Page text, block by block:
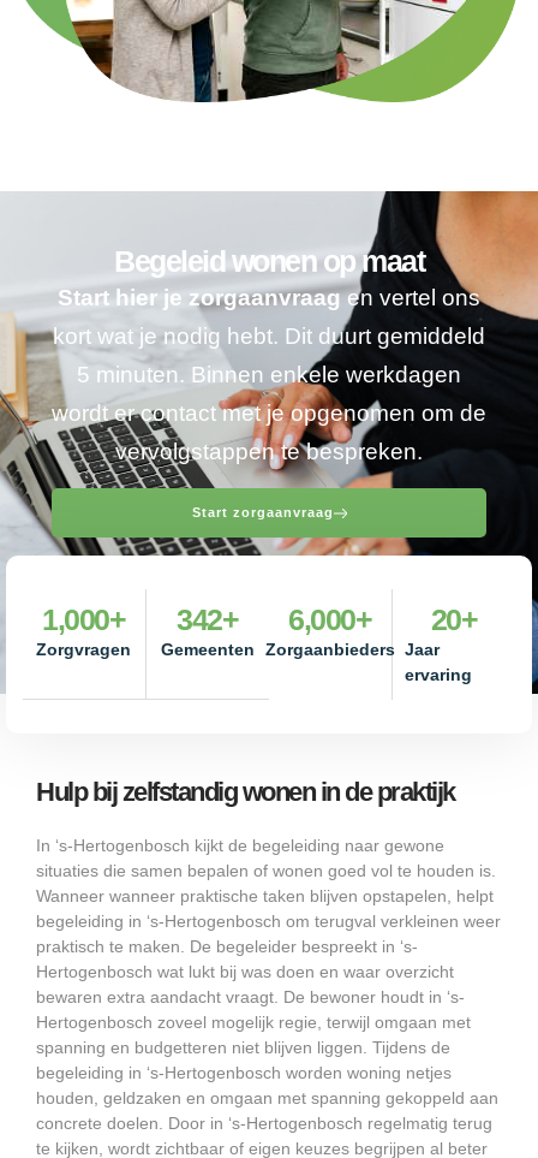
Begeleid wonen op maat
Start hier je zorgaanvraagen vertel ons
kort wat je nodig hebt. Dit duurt gemiddeld
5 minuten. Binnen enkele werkdagen
wordt er contact met je opgenomen om de
vervolgstappen te bespreken.
Start zorgaanvraag
Zorgvragen
1,000+
Gemeenten
342+
Zorgaanbieders
6,000+
Jaar
ervaring
20+
Hulp bij zelfstandig wonen in de praktijk
In ‘s-Hertogenbosch kijkt de begeleiding naar gewone
situaties die samen bepalen of wonen goed vol te houden is.
Wanneer wanneer praktische taken blijven opstapelen, helpt
begeleiding in ‘s-Hertogenbosch om terugval verkleinen weer
praktisch te maken. De begeleider bespreekt in ‘s-
Hertogenbosch wat lukt bij was doen en waar overzicht
bewaren extra aandacht vraagt. De bewoner houdt in ‘s-
Hertogenbosch zoveel mogelijk regie, terwijl omgaan met
spanning en budgetteren niet blijven liggen. Tijdens de
begeleiding in ‘s-Hertogenbosch worden woning netjes
houden, geldzaken en omgaan met spanning gekoppeld aan
concrete doelen. Door in ‘s-Hertogenbosch regelmatig terug
te kijken, wordt zichtbaar of eigen keuzes begrijpen al beter